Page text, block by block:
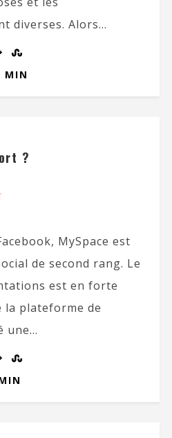
diverses. Alors...
MIN
?
MySpace est
de second rang. Le
est en forte
la plateforme de
une...